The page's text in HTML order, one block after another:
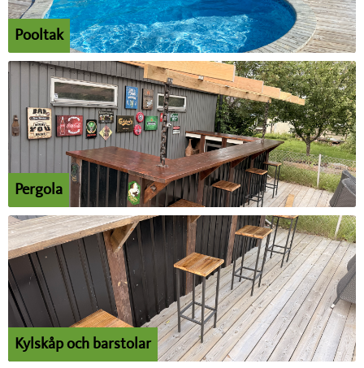
Pooltak
Pergola
Kylskåp och barstolar